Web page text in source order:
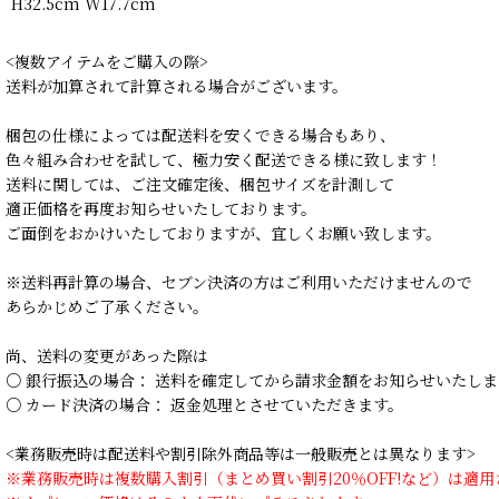
<複数アイテムをご購入の際>
送料が加算されて計算される場合がございます。
梱包の仕様によっては配送料を安くできる場合もあり、
色々組み合わせを試して、極力安く配送できる様に致します！
送料に関しては、ご注文確定後、梱包サイズを計測して
適正価格を再度お知らせいたしております。
ご面倒をおかけいたしておりますが、宜しくお願い致します。
※送料再計算の場合、セブン決済の方はご利用いただけませんので
あらかじめご了承ください。
尚、送料の変更があった際は
○ 銀行振込の場合： 送料を確定してから請求金額をお知らせいたしま
○ カード決済の場合： 返金処理とさせていただきます。
<業務販売時は配送料や割引除外商品等は一般販売とは異なります>
※業務販売時は複数購入割引（まとめ買い割引20％OFF!など）は適用